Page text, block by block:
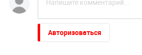
Авторизоваться